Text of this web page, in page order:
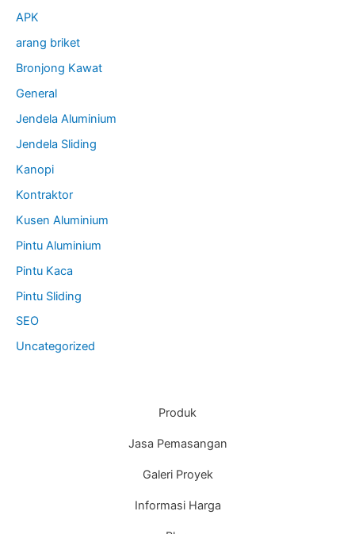
APK
arang briket
Bronjong Kawat
General
Jendela Aluminium
Jendela Sliding
Kanopi
Kontraktor
Kusen Aluminium
Pintu Aluminium
Pintu Kaca
Pintu Sliding
SEO
Uncategorized
Produk
Jasa Pemasangan
Galeri Proyek
Informasi Harga